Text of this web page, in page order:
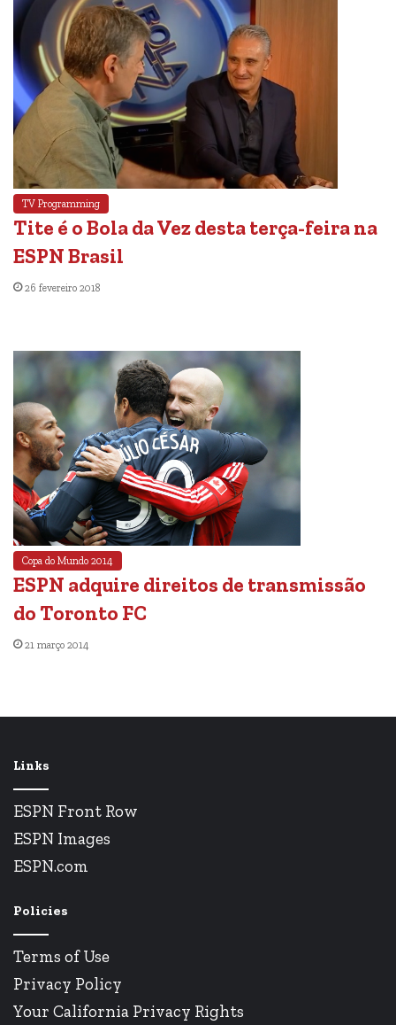
TV Programming
Tite é o Bola da Vez desta terça-feira na
ESPN Brasil
26 fevereiro 2018
Copa do Mundo 2014
ESPN adquire direitos de transmissão
do Toronto FC
21 março 2014
Links
ESPN Front Row
ESPN Images
ESPN.com
Policies
Terms of Use
Privacy Policy
Your California Privacy Rights